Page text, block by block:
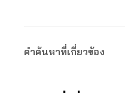
คำค้นหาที่เกี่ยวข้อง